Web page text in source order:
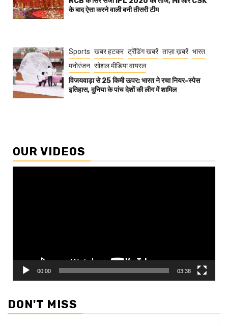
के बाद ऐसा करने वाली बनी तीसरी टीम
Sports खबर हटकर ट्रेंडिंग खबरें ताज़ा ख़बरें भारत
मनोरंजन सोशल मीडिया वायरल
विजयवाड़ा से 25 किमी ऊपर: भारत ने रचा नियर-स्पेस
इतिहास, दुनिया के पांच देशों की लीग में शामिल
OUR VIDEOS
00:00 03:38
DON'T MISS